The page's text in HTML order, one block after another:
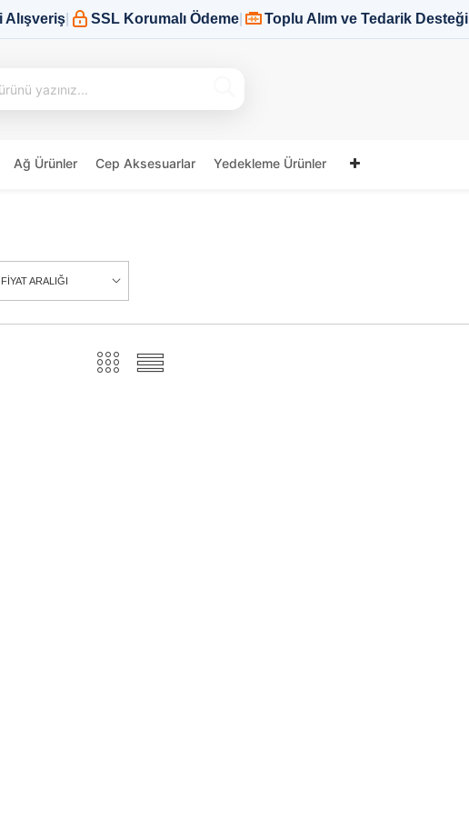
Alışveriş SSL Korumalı Ödeme Toplu Alım ve Tedarik Desteği
Ağ Ürünler Cep Aksesuarlar Yedekleme Ürünler
FİYAT ARALIĞI